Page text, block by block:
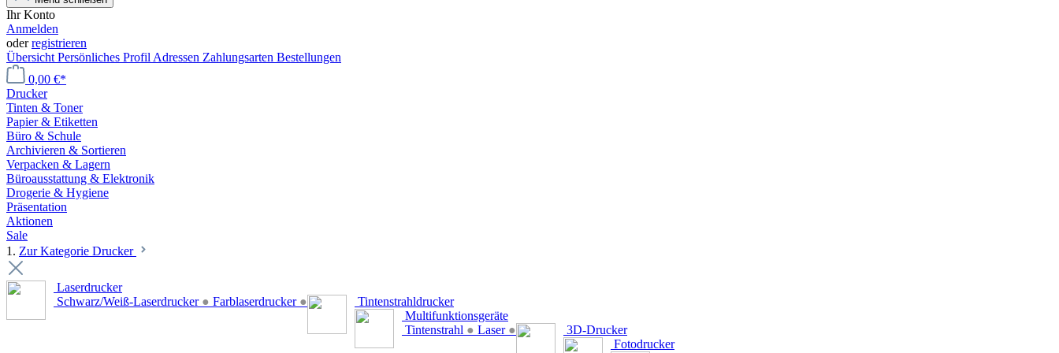
Ihr Konto
Anmelden
oderregistrieren
Übersicht Persönliches Profil Adressen Zahlungsarten Bestellungen
0,00 €*
Drucker
Tinten & Toner
Papier & Etiketten
Büro & Schule
Archivieren & Sortieren
Verpacken & Lagern
Büroausstattung & Elektronik
Drogerie & Hygiene
Präsentation
Aktionen
Sale
1. Zur Kategorie Drucker
Laserdrucker
Schwarz/Weiß-Laserdrucker ● Farblaserdrucker ●
Tintenstrahldrucker
Multifunktionsgeräte
Tintenstrahl ● Laser ●
3D-Drucker
Fotodrucker